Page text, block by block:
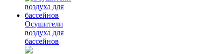
Осушители
воздуха для
бассейнов